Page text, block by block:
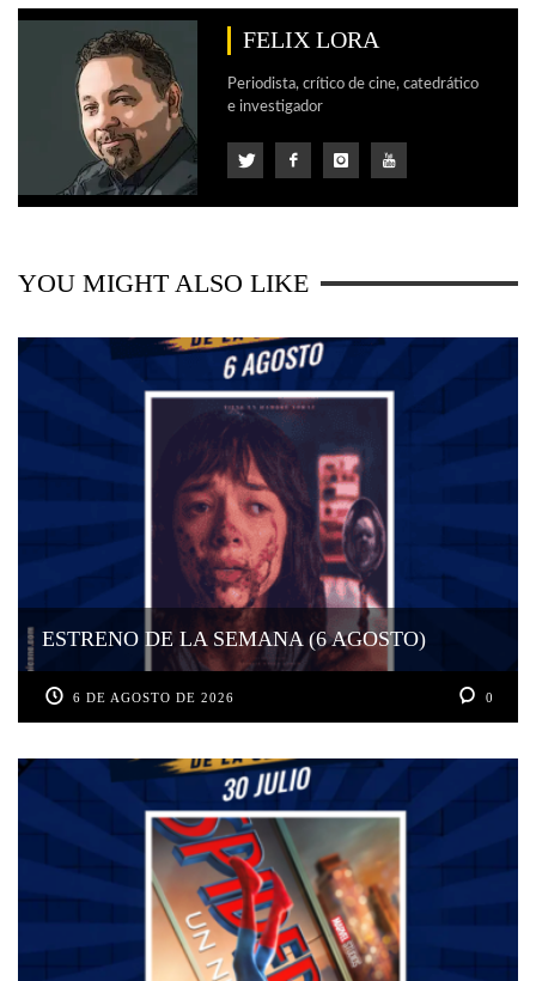
FELIX LORA
Periodista, crítico de cine, catedrático
e investigador
YOU MIGHT ALSO LIKE
ESTRENO DE LA SEMANA (6 AGOSTO)
6 DE AGOSTO DE 2026 0